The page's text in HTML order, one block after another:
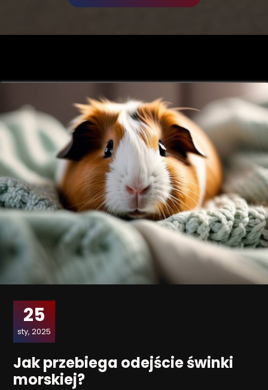
25
sty, 2025
Jak przebiega odejście świnki
morskiej?